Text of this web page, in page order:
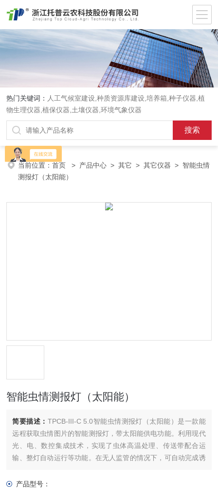
热门关键词： 人工气候室建设,种质资源库建设,培养箱,种子仪器,植
物生理仪器,植保仪器,土壤仪器,环境气象仪器
当前位置：首页 > 产品中心 >其它 >其它仪器 > 智能虫情
测报灯（太阳能）
智能虫情测报灯（太阳能）
简要描述： TPCB-III-C 5.0智能虫情测报灯（太阳能）是一款能
远程获取虫情图片的智能测报灯，带太阳能供电功能。利用现代
光、电、数控集成技术，实现了虫体高温处理、传送带配合运
输、整灯自动运行等功能。在无人监管的情况下，可自动完成诱
种联网方式(4G\RJ45）可随时随地联网管理。
产品型号：